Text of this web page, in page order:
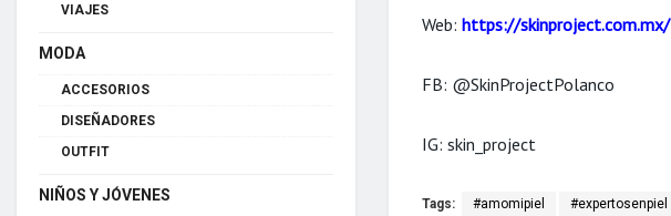
Web: https://skinproject.com.mx/
FB: @SkinProjectPolanco
IG: skin_project
Tags: #amomipiel #expertosenpiel
VIAJES
MODA
ACCESORIOS
DISEÑADORES
OUTFIT
NIÑOS Y JÓVENES